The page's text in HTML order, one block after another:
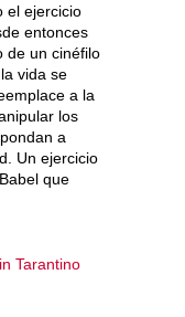
el ejercicio
entonces
de un cinéfilo
vida se
a la
los
a
Un ejercicio
que
Tarantino